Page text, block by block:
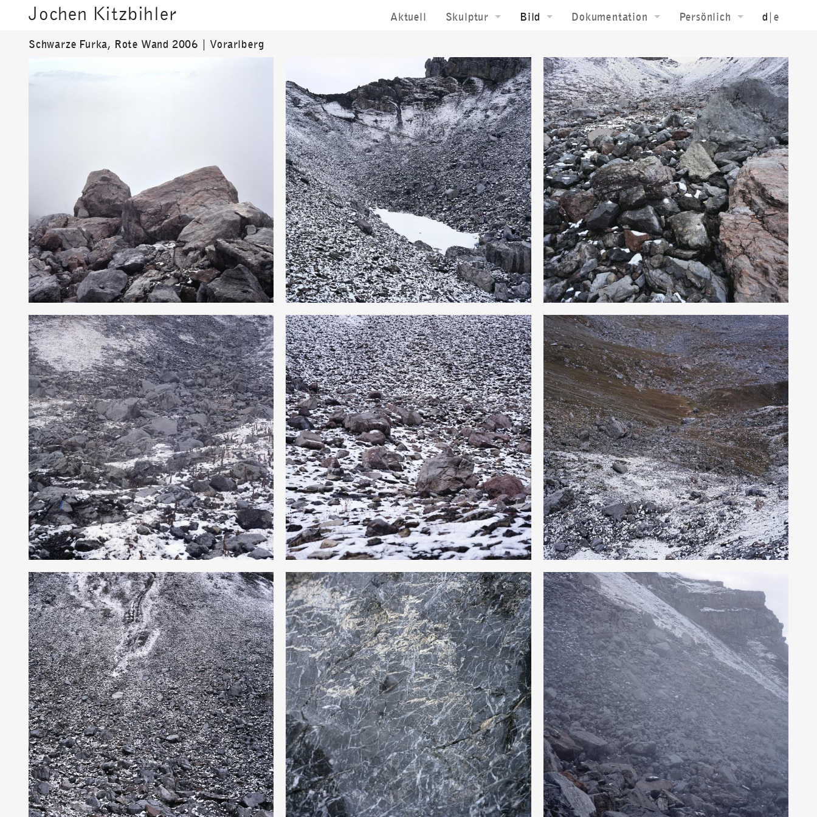
Jochen Kitzbihler Aktuell
Skulptur
Installation
Öffentlicher Raum
Landschaftsraum
Laserskulptur
Sakral Raum
Bild
Terrainbild
Zeichnung
Fotografie
Dokumentation
Textuell
Film
Ausstellungen
Persönlich
Kontakt jk
d |e
Schwarze Furka, Rote Wand 2006 | Vorarlberg